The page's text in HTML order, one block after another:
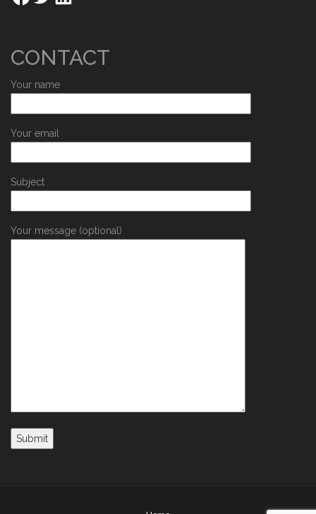
CONTACT
Your name
Your email
Subject
Your message (optional)